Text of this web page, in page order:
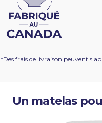
*Des frais de livraison peuvent
Un matelas